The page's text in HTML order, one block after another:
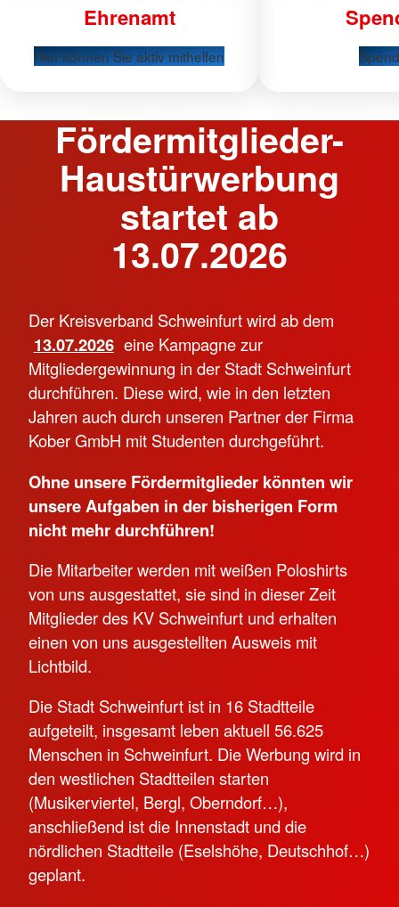
Ehrenamt
Hier können Sie aktiv mithelfen
Fördermitglieder-
Haustürwerbung
startet ab
13.07.2026
Der Kreisverband Schweinfurt wird ab dem
13.07.2026 eine Kampagne zur
Mitgliedergewinnung in der Stadt Schweinfurt
durchführen. Diese wird, wie in den letzten
Jahren auch durch unseren Partner der Firma
Kober GmbH mit Studenten durchgeführt.
Ohne unsere Fördermitglieder könnten wir
unsere Aufgaben in der bisherigen Form
nicht mehr durchführen!
Die Mitarbeiter werden mit weißen Poloshirts
von uns ausgestattet, sie sind in dieser Zeit
Mitglieder des KV Schweinfurt und erhalten
einen von uns ausgestellten Ausweis mit
Lichtbild.
Die Stadt Schweinfurt ist in 16 Stadtteile
aufgeteilt, insgesamt leben aktuell 56.625
Menschen in Schweinfurt. Die Werbung wird in
den westlichen Stadtteilen starten
(Musikerviertel, Bergl, Oberndorf…),
anschließend ist die Innenstadt und die
nördlichen Stadtteile (Eselshöhe, Deutschhof…)
geplant.